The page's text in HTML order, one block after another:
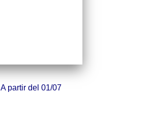
A partir del 01/07